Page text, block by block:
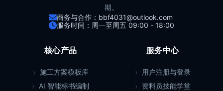
期。
商务与合作：bbf4031@outlook.com
服务时间：周一至周五 09:00 - 18:00
核心产品
施工方案模板库
AI 智能标书编制
服务中心
用户注册与登录
资料员技能学堂